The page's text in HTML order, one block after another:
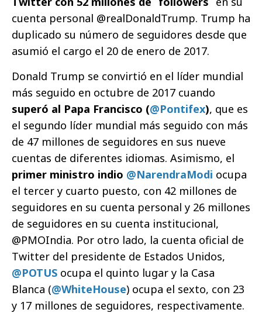
cuenta personal @realDonaldTrump. Trump ha
duplicado su número de seguidores desde que
asumió el cargo el 20 de enero de 2017.
Donald Trump se convirtió en el líder mundial
más seguido en octubre de 2017 cuando
superó al Papa Francisco (@Pontifex), que es
el segundo líder mundial más seguido con más
de 47 millones de seguidores en sus nueve
cuentas de diferentes idiomas. Asimismo, el
primer ministro indio @NarendraModi ocupa
el tercer y cuarto puesto, con 42 millones de
seguidores en su cuenta personal y 26 millones
de seguidores en su cuenta institucional,
@PMOIndia. Por otro lado, la cuenta oficial de
Twitter del presidente de Estados Unidos,
@POTUS ocupa el quinto lugar y la Casa
Blanca (@WhiteHouse) ocupa el sexto, con 23
y 17 millones de seguidores, respectivamente.